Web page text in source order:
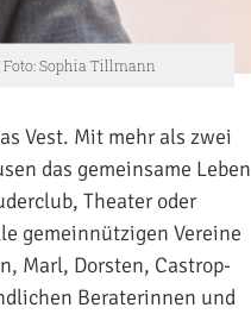
Foto: Sophia Tillmann
Vest. Mit mehr als zwei
das gemeinsame Leben
Theater oder
gemeinnützigen Vereine
Marl, Dorsten, Castrop-
Beraterinnen und